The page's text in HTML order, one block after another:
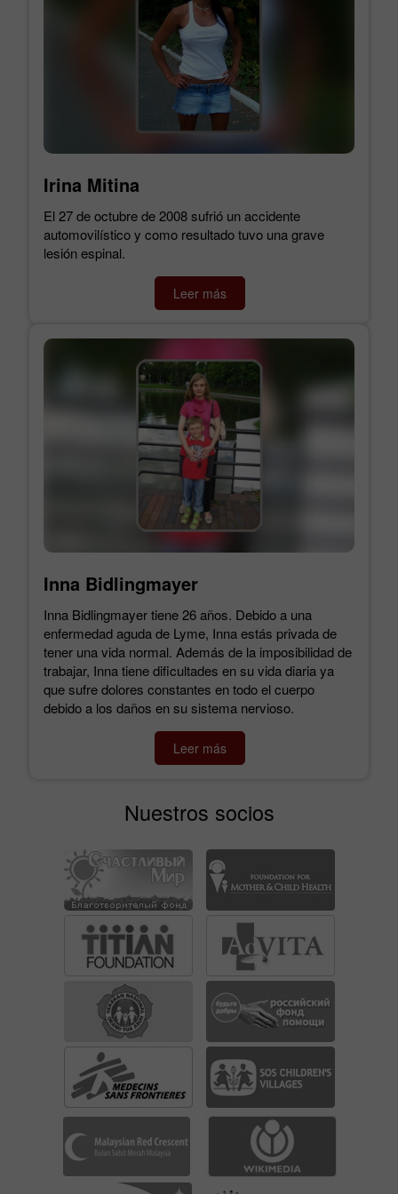
Irina Mitina
El 27 de octubre de 2008 sufrió un accidente
automovilístico y como resultado tuvo una grave
lesión espinal.
Leer más
Inna Bidlingmayer
Inna Bidlingmayer tiene 26 años. Debido a una
enfermedad aguda de Lyme, Inna estás privada de
tener una vida normal. Además de la imposibilidad de
trabajar, Inna tiene dificultades en su vida diaria ya
que sufre dolores constantes en todo el cuerpo
debido a los daños en su sistema nervioso.
Leer más
Nuestros socios